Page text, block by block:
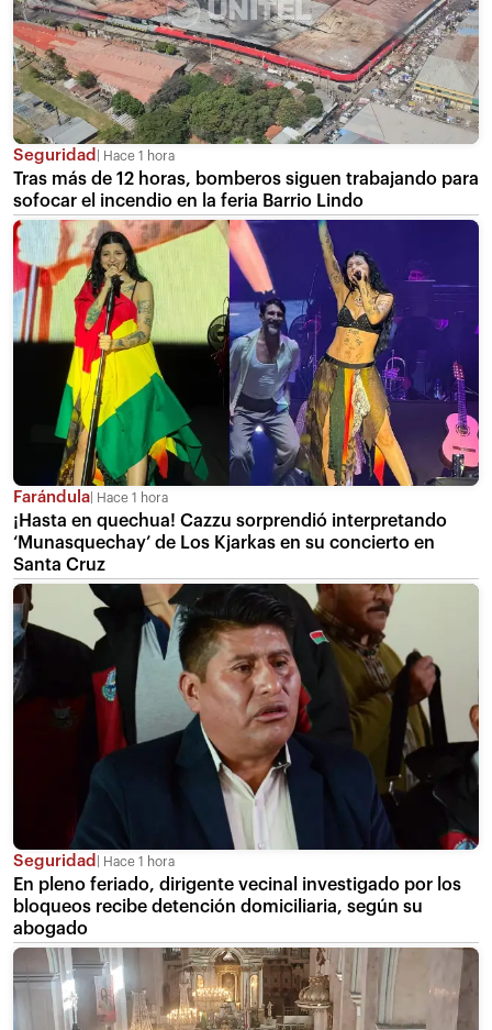
Seguridad Hace 1 hora
Tras más de 12 horas, bomberos siguen trabajando para
sofocar el incendio en la feria Barrio Lindo
Farándula Hace 1 hora
¡Hasta en quechua! Cazzu sorprendió interpretando
‘Munasquechay’ de Los Kjarkas en su concierto en
Santa Cruz
Seguridad Hace 1 hora
En pleno feriado, dirigente vecinal investigado por los
bloqueos recibe detención domiciliaria, según su
abogado